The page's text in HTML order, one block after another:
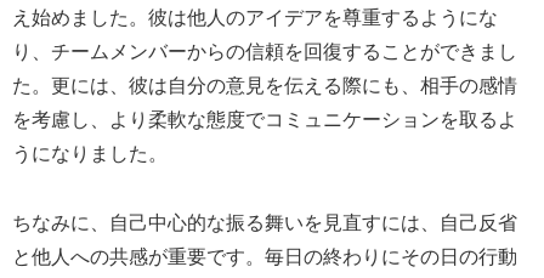
え始めました。彼は他人のアイデアを尊重するようにな
り、チームメンバーからの信頼を回復することができまし
た。更には、彼は自分の意見を伝える際にも、相手の感情
を考慮し、より柔軟な態度でコミュニケーションを取るよ
うになりました。
ちなみに、自己中心的な振る舞いを見直すには、自己反省
と他人への共感が重要です。毎日の終わりにその日の行動